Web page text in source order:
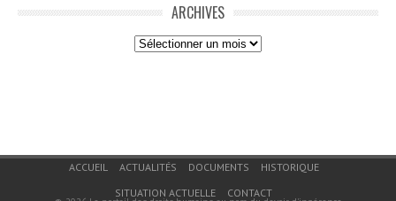
ARCHIVES
Archives
Menu du bas de page
ACCUEIL ACTUALITÉS DOCUMENTS
HISTORIQUE
SITUATION ACTUELLE
CONTACT